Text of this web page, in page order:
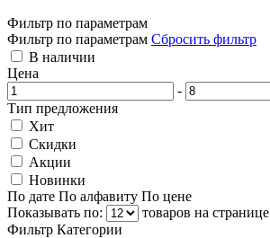
Фильтр по параметрам
Фильтр по параметрам Сбросить фильтр
В наличии
Цена
-
Тип предложения
Хит
Скидки
Акции
Новинки
По дате По алфавиту По цене
Показывать по:
товаров на странице
Фильтр Категории